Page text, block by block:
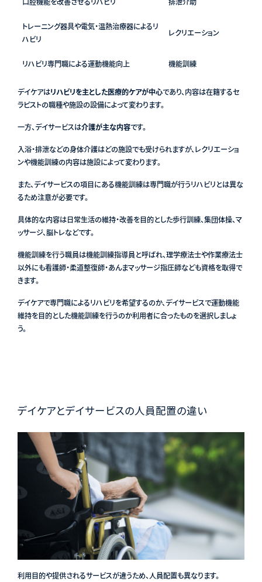
トレーニング器具や電気・温熱治療器によるリ
ハビリ
レクリエーション
リハビリ専門職による運動機能向上 機能訓練
デイケアはリハビリを主とした医療的ケアが中心であり、内容は在籍するセ
ラピストの職種や施設の設備によって変わります。
一方、デイサービスは介護が主な内容です。
入浴・排泄などの身体介護はどの施設でも受けられますが、レクリエーショ
ンや機能訓練の内容は施設によって変わります。
また、デイサービスの項目にある機能訓練は専門職が行うリハビリとは異な
るため注意が必要です。
具体的な内容は日常生活の維持・改善を目的とした歩行訓練、集団体操、マ
ッサージ、脳トレなどです。
機能訓練を行う職員は機能訓練指導員と呼ばれ、理学療法士や作業療法士
以外にも看護師・柔道整復師・あんまマッサージ指圧師なども資格を取得で
きます。
デイケアで専門職によるリハビリを希望するのか、デイサービスで運動機能
維持を目的とした機能訓練を行うのか利用者に合ったものを選択しましょ
う。
デイケアとデイサービスの人員配置の違い
利用目的や提供されるサービスが違うため、人員配置も異なります。